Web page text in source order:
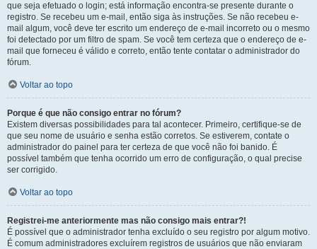
que seja efetuado o login; está informação encontra-se presente durante o
registro. Se recebeu um e-mail, então siga às instruções. Se não recebeu e-
mail algum, você deve ter escrito um endereço de e-mail incorreto ou o mesmo
foi detectado por um filtro de spam. Se você tem certeza que o endereço de e-
mail que forneceu é válido e correto, então tente contatar o administrador do
fórum.
Voltar ao topo
Porque é que não consigo entrar no fórum?
Existem diversas possibilidades para tal acontecer. Primeiro, certifique-se de
que seu nome de usuário e senha estão corretos. Se estiverem, contate o
administrador do painel para ter certeza de que você não foi banido. É
possível também que tenha ocorrido um erro de configuração, o qual precise
ser corrigido.
Voltar ao topo
Registrei-me anteriormente mas não consigo mais entrar?!
É possível que o administrador tenha excluído o seu registro por algum motivo.
É comum administradores excluírem registros de usuários que não enviaram